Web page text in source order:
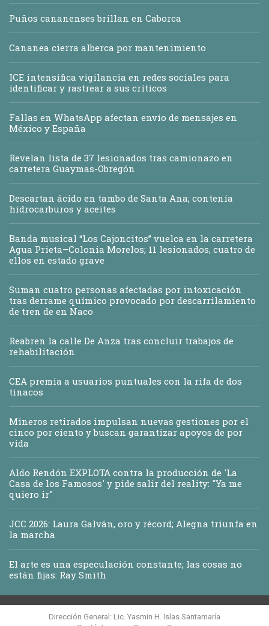
Puños cananenses brillan en Caborca
Cananea cierra alberca por mantenimiento
ICE intensifica vigilancia en redes sociales para
identificar y rastrear a sus críticos
Fallas en WhatsApp afectan envío de mensajes en
México y España
Revelan lista de 37 lesionados tras camionazo en
carretera Guaymas-Obregón
Descartan ácido en tambo de Santa Ana; contenía
hidrocarburos y aceites
Banda musical “Los Cajoncitos” vuelca en la carretera
Agua Prieta–Colonia Morelos; 11 lesionados, cuatro de
ellos en estado grave
Suman cuatro personas afectadas por intoxicación
tras derrame químico provocado por descarrilamiento
de tren de en Naco
Reabren la calle De Anza tras concluir trabajos de
rehabilitación
CEA premia a usuarios puntuales con la rifa de dos
tinacos
Mineros retirados impulsan nuevas gestiones por el
cinco por ciento y buscan garantizar apoyos de por
vida
Aldo Rendón EXPLOTA contra la producción de 'La
Casa de los Famosos' y pide salir del reality: "Ya me
quiero ir"
JCC 2026: Laura Galván, oro y récord; Alegna triunfa en
la marcha
El arte es una especulación constante; las cosas no
están fijas: Ray Smith
Dirección General: Lic. Yasmin H. Islas Santamaría